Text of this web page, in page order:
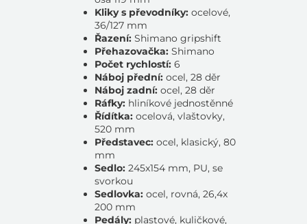
Kliky s převodníky: ocelové,
36/127 mm
Řazení: Shimano gripshift
Přehazovačka: Shimano
Počet rychlostí: 6
Náboj přední: ocel, 28 děr
Náboj zadní: ocel, 28 děr
Ráfky: hliníkové jednostěnné
Řídítka: ocelová, vlaštovky,
520 mm
Představec: ocel, klasický, 80
mm
Sedlo: 245x154 mm, PU, se
svorkou
Sedlovka: ocel, rovná, 26,4x
200 mm
Pedály: plastové, kuličkové,